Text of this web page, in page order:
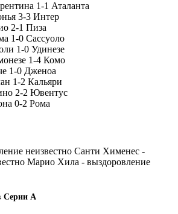
1-1 Аталанта
3-3 Интер
2-1 Пиза
1-0 Сассуоло
1-0 Удинезе
1-4 Комо
1-0 Дженоа
1-2 Кальяри
2-2 Ювентус
0-2 Рома
неизвестно Санти Хименес -
Марио Хила - выздоровление
Серии А